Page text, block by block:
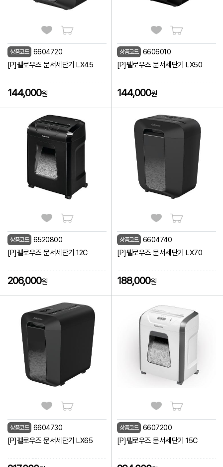
상품코드 6604720
[P]펠로우즈 문서세단기 LX45
144,000원
상품코드 6606010
[P]펠로우즈 문서세단기 LX50
144,000원
상품코드 6520800
[P]펠로우즈 문서세단기 12C
206,000원
상품코드 6604740
[P]펠로우즈 문서세단기 LX70
188,000원
상품코드 6604730
[P]펠로우즈 문서세단기 LX65
상품코드 6607200
[P]펠로우즈 문서세단기 15C